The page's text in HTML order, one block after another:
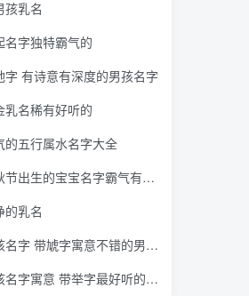
孩乳名
名字独特霸气的
字 有诗意有深度的男孩名字
乳名稀有好听的
的五行属水名字大全
出生的宝宝名字霸气有风度的
的乳名
虓字寓意不错的男孩名字十分洋气
意 带举字最好听的男孩名字特顺口